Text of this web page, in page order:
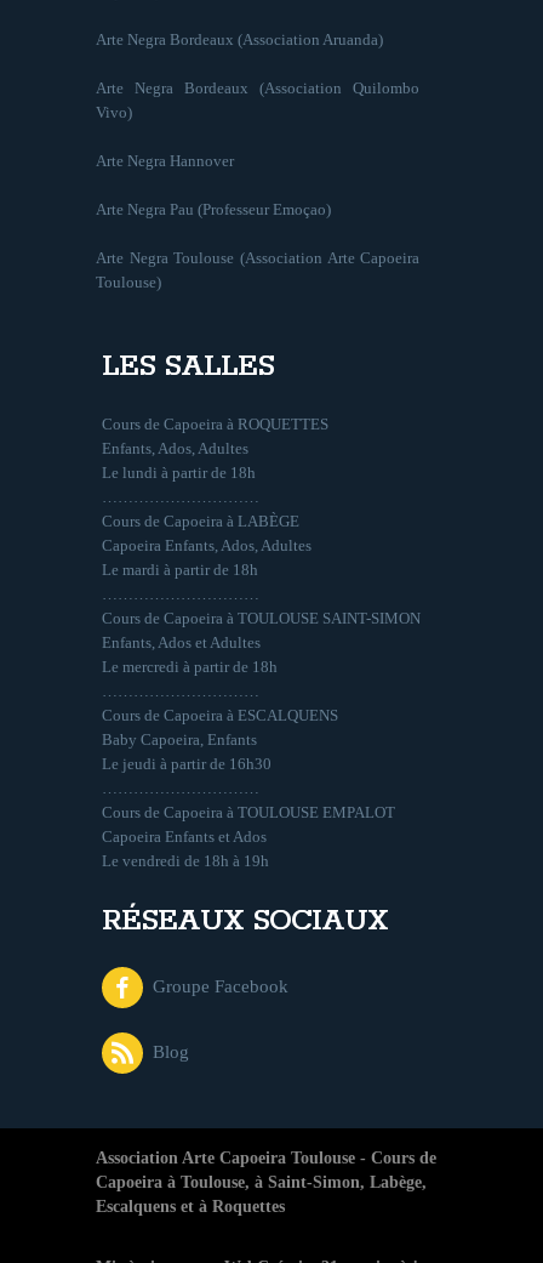
Arte Negra Bordeaux (Association Aruanda)
Arte Negra Bordeaux (Association Quilombo
Vivo)
Arte Negra Hannover
Arte Negra Pau (Professeur Emoçao)
Arte Negra Toulouse (Association Arte Capoeira
Toulouse)
LES SALLES
Cours de Capoeira à ROQUETTES
Enfants, Ados, Adultes
Le lundi à partir de 18h
…………………………
Cours de Capoeira à LABÈGE
Capoeira Enfants, Ados, Adultes
Le mardi à partir de 18h
…………………………
Cours de Capoeira à TOULOUSE SAINT-SIMON
Enfants, Ados et Adultes
Le mercredi à partir de 18h
…………………………
Cours de Capoeira à ESCALQUENS
Baby Capoeira, Enfants
Le jeudi à partir de 16h30
…………………………
Cours de Capoeira à TOULOUSE EMPALOT
Capoeira Enfants et Ados
Le vendredi de 18h à 19h
RÉSEAUX SOCIAUX
Groupe Facebook
Blog
Association Arte Capoeira Toulouse - Cours de
Capoeira à Toulouse, à Saint-Simon, Labège,
Escalquens et à Roquettes